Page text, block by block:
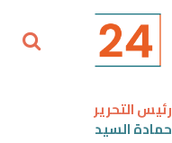
رئيس التحرير
حمادة السيد